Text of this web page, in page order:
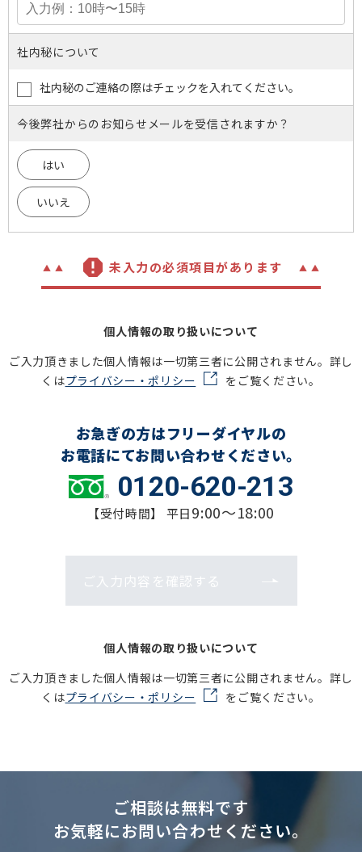
社内秘について
社内秘のご連絡の際はチェックを入れてください。
今後弊社からのお知らせメールを受信されますか？
はい
いいえ
未入力の必須項目があります
個人情報の取り扱いについて
ご入力頂きました個人情報は一切第三者に公開されません。詳し
くはプライバシー・ポリシー をご覧ください。
お急ぎの方はフリーダイヤルの
お電話にてお問い合わせください。
0120-620-213
【受付時間】 平日9:00～18:00
ご入力内容を確認する
個人情報の取り扱いについて
ご入力頂きました個人情報は一切第三者に公開されません。詳し
くはプライバシー・ポリシー をご覧ください。
ご相談は無料です
お気軽にお問い合わせください。